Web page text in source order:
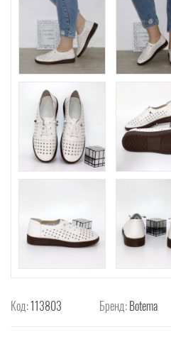
Код:113803 Бренд:Botema